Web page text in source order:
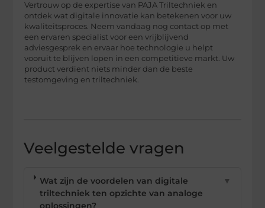
Vertrouw op de expertise van PAJA Triltechniek en
ontdek wat digitale innovatie kan betekenen voor uw
kwaliteitsproces. Neem vandaag nog contact op met
een ervaren specialist voor een vrijblijvend
adviesgesprek en ervaar hoe technologie u helpt
vooruit te blijven lopen in een competitieve markt. Uw
product verdient niets minder dan de beste
testomgeving en triltechniek.
Veelgestelde vragen
Wat zijn de voordelen van digitale
triltechniek ten opzichte van analoge
oplossingen?
▼